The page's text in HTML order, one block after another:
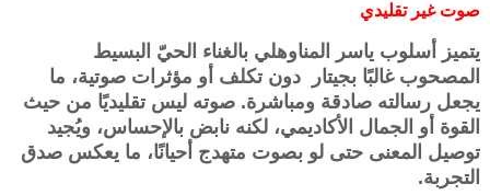
صوت غير تقليدي
يتميز أسلوب ياسر المناوهلي بالغناء الحيّ البسيط
المصحوب غالبًا بجيتار دون تكلف أو مؤثرات صوتية، ما
يجعل رسالته صادقة ومباشرة. صوته ليس تقليديًا من حيث
القوة أو الجمال الأكاديمي، لكنه نابض بالإحساس، ويُجيد
توصيل المعنى حتى لو بصوت متهدج أحيانًا، ما يعكس صدق
التجربة.